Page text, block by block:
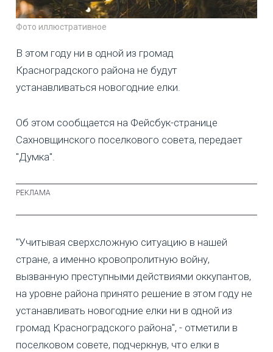
Фото иллюстративное
В этом году ни в одной из громад
Красноградского района не будут
устанавливаться новогодние елки.
Об этом сообщается на Фейсбук-странице
Сахновщинского поселкового совета, передает
"Думка".
"Учитывая сверхсложную ситуацию в нашей
стране, а именно кровопролитную войну,
вызванную преступными действиями оккупантов,
на уровне района принято решение в этом году не
устанавливать новогодние елки ни в одной из
громад Красноградского района", - отметили в
поселковом совете, подчеркнув, что елки в